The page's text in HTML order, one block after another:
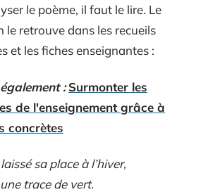
le poème, il faut le lire. Le
le retrouve dans les recueils
et les fiches enseignantes :
: Surmonter les
de l'enseignement grâce à
concrètes
sa place à l’hiver,
trace de vert.